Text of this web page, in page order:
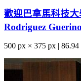
歡迎巴拿馬科技
Rodriguez
500 px × 375 px |